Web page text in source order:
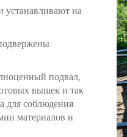
устанавливают на
подвал,
вышек и так
для соблюдения
материалов и